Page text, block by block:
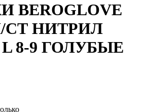
BEROGLOVE
НИТРИЛ
8-9 ГОЛУБЫЕ